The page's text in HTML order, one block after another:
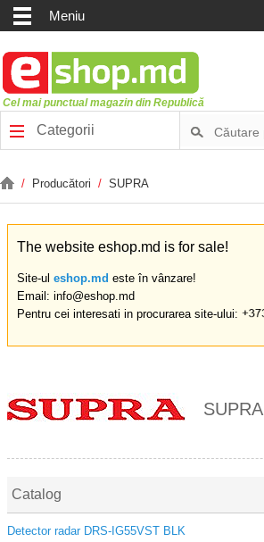
Meniu
Cel mai punctual magazin din Republică
Categorii
/ Producători / SUPRA
The website eshop.md is for sale!
Site-ul eshop.md este în vânzare!
Email: info@eshop.md
Pentru cei interesati in procurarea site-ului:
SUPRA
Catalog
Detector radar DRS-IG55VST BLK